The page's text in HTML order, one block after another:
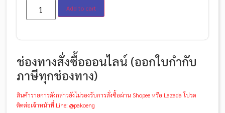
Add to cart
ช่องทางสั่งซื้อออนไลน์ (ออกใบกำกับ
ภาษีทุกช่องทาง)
สินค้ารายการดังกล่าวยังไม่รองรับการสั่งซื้อผ่าน Shopee หรือ Lazada โปรด
ติดต่อเจ้าหน้าที่ Line: @pakoeng